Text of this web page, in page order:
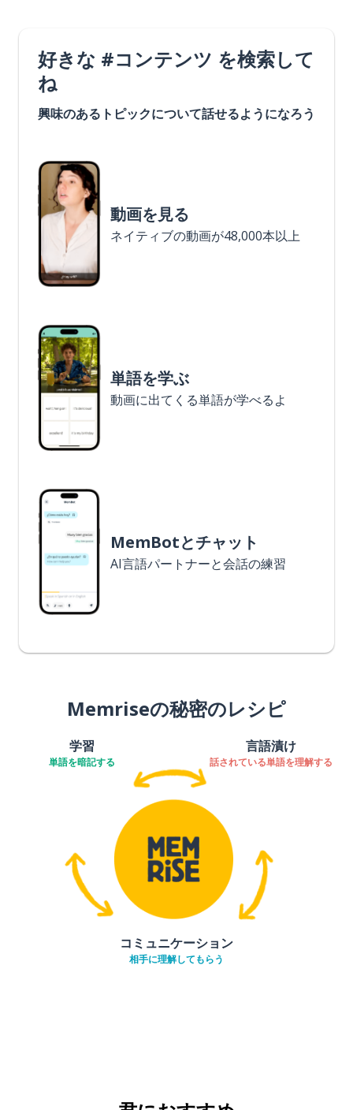
好きな #コンテンツ を検索して
ね
興味のあるトピックについて話せるようになろう
動画を見る
ネイティブの動画が48,000本以上
単語を学ぶ
動画に出てくる単語が学べるよ
MemBotとチャット
AI言語パートナーと会話の練習
Memriseの秘密のレシピ
学習
単語を暗記する
言語漬け
話されている単語を理解する
コミュニケーション
相手に理解してもらう